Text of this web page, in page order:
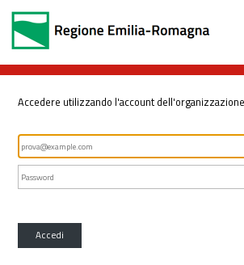
Accedere utilizzando l'account dell'organizzazione
Accedi